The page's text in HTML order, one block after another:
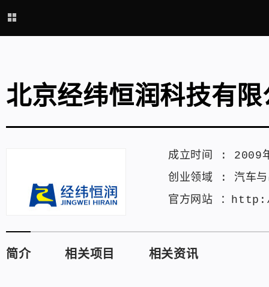
北京经纬恒润科技有限
成立时间 : 2009
创业领域 : 汽车
官方网站 ：
简介 相关项目 相关资讯